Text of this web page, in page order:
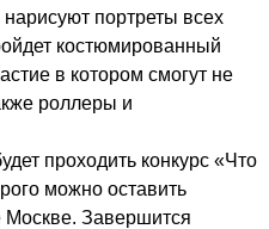
портреты всех
костюмированный
в котором смогут не
роллеры и
проходить конкурс «Что
можно оставить
Москве. Завершится